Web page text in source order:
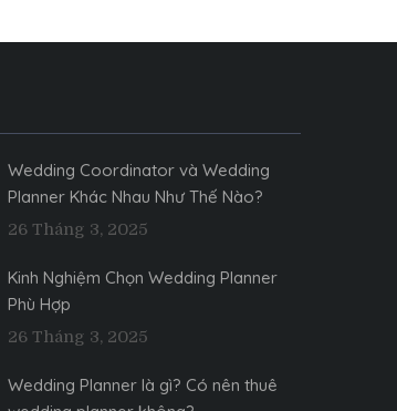
Wedding Coordinator và Wedding
Planner Khác Nhau Như Thế Nào?
26 Tháng 3, 2025
Kinh Nghiệm Chọn Wedding Planner
Phù Hợp
26 Tháng 3, 2025
Wedding Planner là gì? Có nên thuê